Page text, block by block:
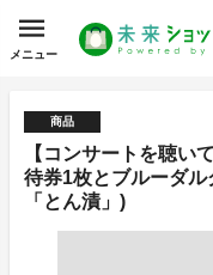
メニュー
商品
【コンサートを聴い
待券1枚とブルーダル
「とん漬」)